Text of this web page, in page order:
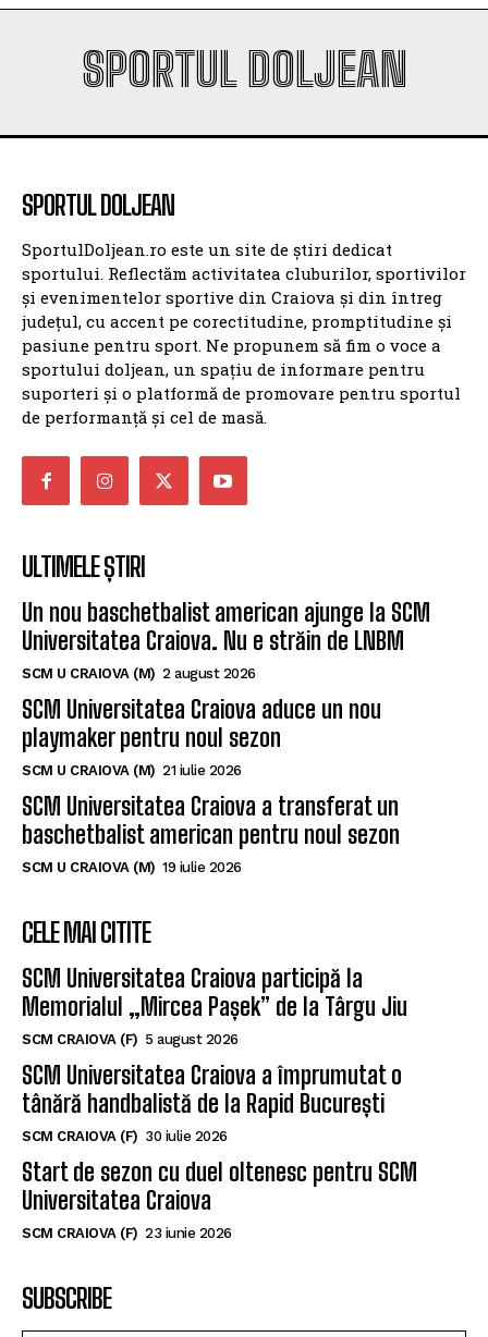
SPORTUL DOLJEAN
SportulDoljean.ro este un site de știri dedicat
și evenimentelor sportive din Craiova și din întreg
județul, cu accent pe corectitudine, promptitudine și
pasiune pentru sport. Ne propunem să fim o voce a
sportului doljean, un spațiu de informare pentru
suporteri și o platformă de promovare pentru sportul
de performanță și cel de masă.
Un nou baschetbalist american ajunge la SCM
Universitatea Craiova. Nu e străin de LNBM
SCM U CRAIOVA (M) 2 august 2026
SCM Universitatea Craiova aduce un nou
playmaker pentru noul sezon
SCM U CRAIOVA (M) 21 iulie 2026
SCM Universitatea Craiova a transferat un
baschetbalist american pentru noul sezon
SCM U CRAIOVA (M) 19 iulie 2026
SCM Universitatea Craiova participă la
Memorialul „Mircea Pașek” de la Târgu Jiu
SCM CRAIOVA (F) 5 august 2026
SCM Universitatea Craiova a împrumutat o
tânără handbalistă de la Rapid București
SCM CRAIOVA (F) 30 iulie 2026
Start de sezon cu duel oltenesc pentru SCM
Universitatea Craiova
SCM CRAIOVA (F) 23 iunie 2026